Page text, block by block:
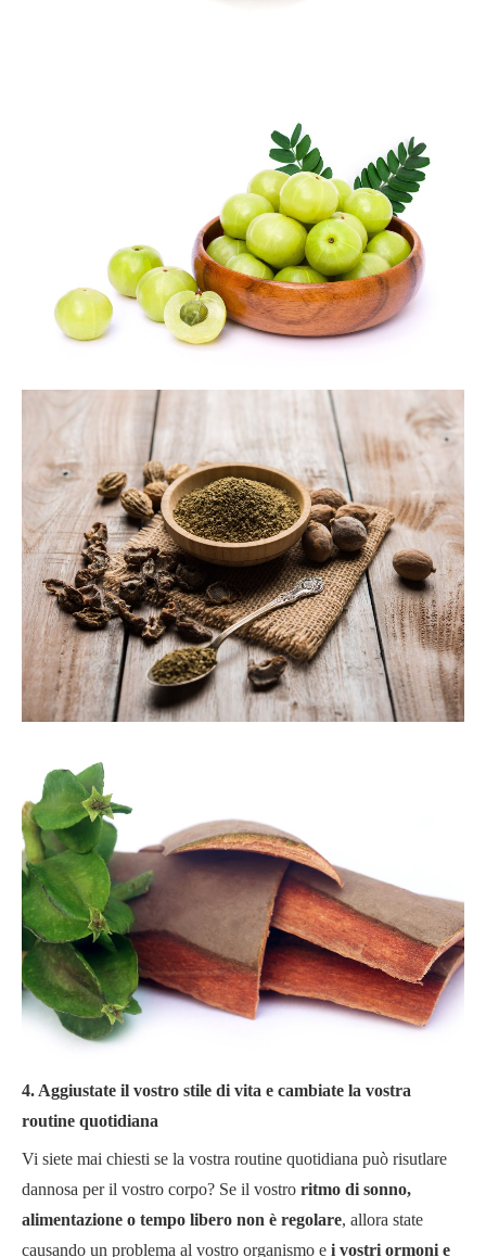
4. Aggiustate il vostro stile di vita e cambiate la vostra
routine quotidiana
Vi siete mai chiesti se la vostra routine quotidiana può risutlare
dannosa per il vostro corpo? Se il vostro ritmo di sonno,
alimentazione o tempo libero non è regolare, allora state
causando un problema al vostro organismo e i vostri ormoni e